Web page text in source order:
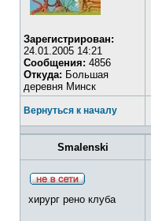
Зарегистрирован:
24.01.2005 14:21
Сообщения: 4856
Откуда: Большая
деревня Минск
Вернуться к началу
Smalenski
хирург рено клуба